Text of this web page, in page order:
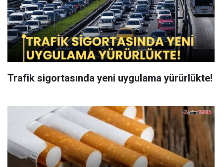
Trafik sigortasında yeni uygulama yürürlükte!